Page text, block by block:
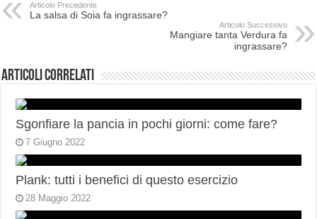
Articolo Precedente
La salsa di Soia fa ingrassare?
Articolo Successivo
Mangiare tanta Verdura fa
ingrassare?
Articoli correlati
Sgonfiare la pancia in pochi giorni: come fare?
7 Giugno 2022
Plank: tutti i benefici di questo esercizio
28 Maggio 2022